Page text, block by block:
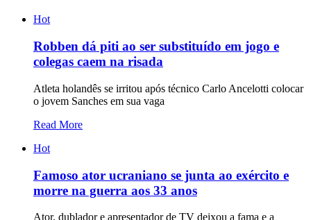
Hot
Robben dá piti ao ser substituído em jogo e
colegas caem na risada
Atleta holandês se irritou após técnico Carlo Ancelotti colocar
o jovem Sanches em sua vaga
Read More
Hot
Famoso ator ucraniano se junta ao exército e
morre na guerra aos 33 anos
Ator, dublador e apresentador de TV deixou a fama e a